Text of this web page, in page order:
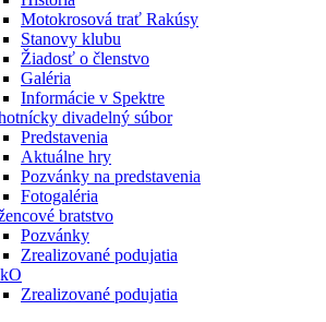
Motokrosová trať Rakúsy
Stanovy klubu
Žiadosť o členstvo
Galéria
Informácie v Spektre
divadelný súbor
Predstavenia
Aktuálne hry
Pozvánky na predstavenia
Fotogaléria
bratstvo
Pozvánky
Zrealizované podujatia
Zrealizované podujatia